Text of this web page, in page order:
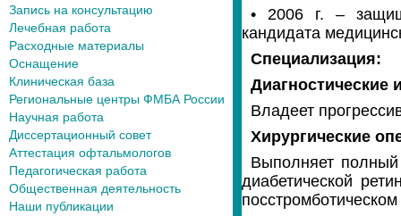
Запись на консультацию
Лечебная работа
Расходные материалы
Оснащение
Клиническая база
Региональные центры ФМБА России
Научная работа
Диссертационный совет
Аттестация офтальмологов
Педагогическая работа
Общественная деятельность
Наши публикации
• 2006 г. –
кандидата
Специализация:
Диагностические
Владеет
Хирургические
Выполняет полный
диабетической